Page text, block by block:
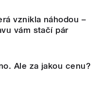
vznikla náhodou –
vám stačí pár
Ale za jakou cenu?